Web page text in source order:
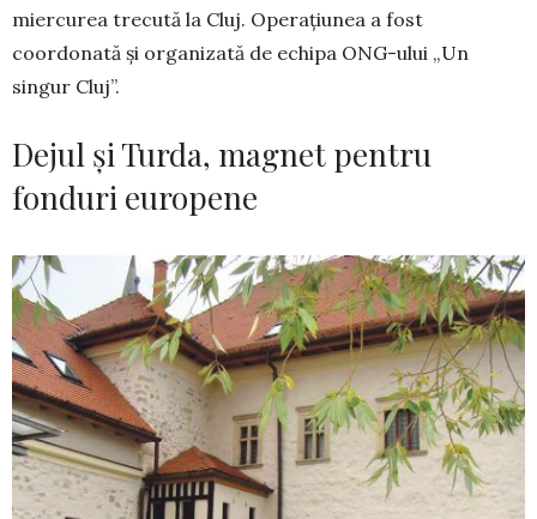
miercurea trecută la Cluj. Operațiunea a fost
coordonată și organizată de echipa ONG-ului „Un
singur Cluj”.
Dejul și Turda, magnet pentru
fonduri europene